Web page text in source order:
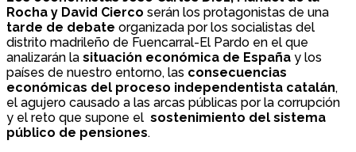
Rocha y David Cierco serán los protagonistas de una
tarde de debate organizada por los socialistas del
distrito madrileño de Fuencarral-El Pardo en el que
analizarán la situación económica de España y los
países de nuestro entorno, las consecuencias
económicas del proceso independentista catalán,
el agujero causado a las arcas públicas por la corrupción
y el reto que supone el sostenimiento del sistema
público de pensiones.